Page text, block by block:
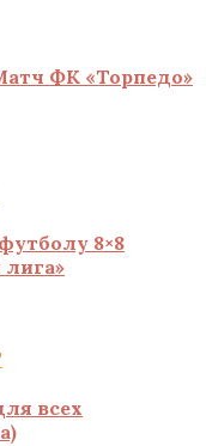
ФК «Торпедо»
8×8
всех